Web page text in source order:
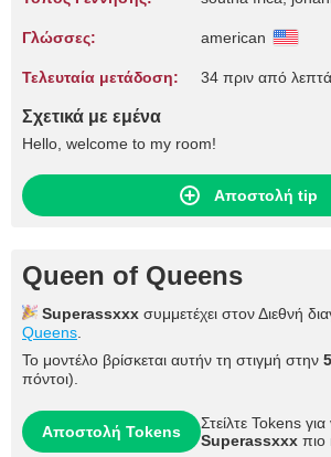
Γλώσσες: american
Τελευταία μετάδοση: 34 πριν από λεπτά
Σχετικά με εμένα
Hello, welcome to my room!
Αποστολή tip
Queen of Queens
Superassxxx συμμετέχει στον Διεθνή
Queens
Το μοντέλο βρίσκεται αυτήν τη στιγμή στην
πόντοι).
Αποστολή Tokens
Στείλτε Tokens
Superassxxx πιο